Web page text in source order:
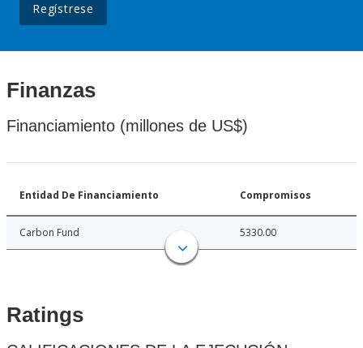
Regístrese
Finanzas
Financiamiento (millones de US$)
Entidad De Financiamiento Compromisos
Carbon Fund 5330.00
Ratings